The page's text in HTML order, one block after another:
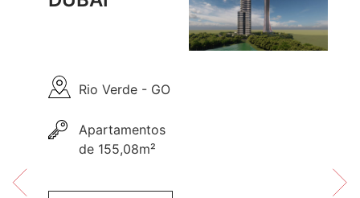
Rio Verde - GO
Apartamentos
de 155,08m²